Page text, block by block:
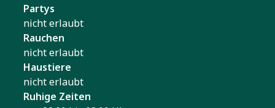
Partys
nicht erlaubt
Rauchen
nicht erlaubt
Haustiere
nicht erlaubt
Ruhige Zeiten